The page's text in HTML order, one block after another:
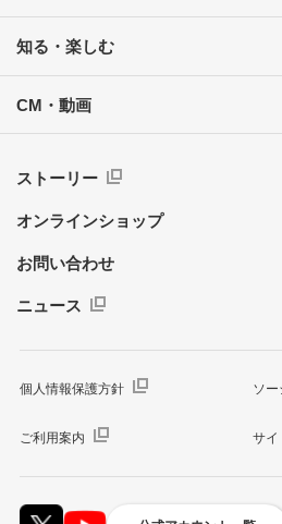
知る・楽しむ
CM・動画
ストーリー
オンラインショップ
お問い合わせ
ニュース
個人情報保護方針 ソ
ご利用案内 サイ